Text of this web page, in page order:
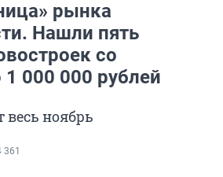
рынка
Нашли пять
со
000 000 рублей
весь ноябрь
361